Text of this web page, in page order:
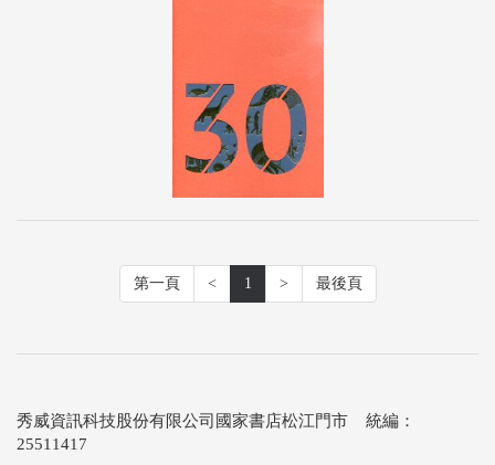
第一頁 < 1 > 最後頁
秀威資訊科技股份有限公司國家書店松江門市 統編：
25511417